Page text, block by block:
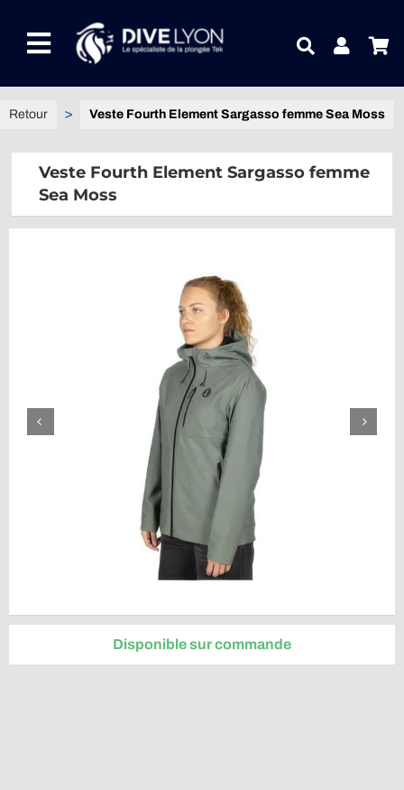
contenuToggle
Navigation
NOTRE UNIVERS PRODUITS
CONTACTEZ-NOUS
Veste Fourth Element Sargasso femme Sea Moss
Veste Fourth Element Sargasso femme
Sea Moss
Disponible sur commande